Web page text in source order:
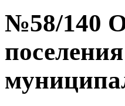
№58/140